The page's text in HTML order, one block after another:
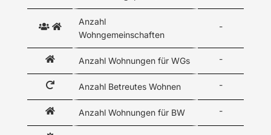
Anzahl
Wohngemeinschaften
-
Anzahl Wohnungen für WGs -
Anzahl Betreutes Wohnen -
Anzahl Wohnungen für BW -